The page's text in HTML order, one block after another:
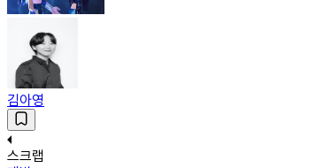
김아영
스크랩